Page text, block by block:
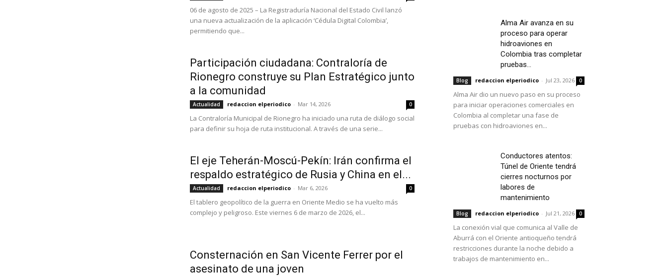
06 de agosto de 2025 – La Registraduría Nacional del Estado Civil lanzó
una nueva actualización de la aplicación ‘Cédula Digital Colombia’,
permitiendo que...
Participación ciudadana: Contraloría de
Rionegro construye su Plan Estratégico junto
a la comunidad
Actualidad redaccion elperiodico - Mar 14, 2026 0
La Contraloría Municipal de Rionegro ha iniciado una ruta de diálogo social
para definir su hoja de ruta institucional. A través de una serie...
El eje Teherán-Moscú-Pekín: Irán confirma el
respaldo estratégico de Rusia y China en el...
Actualidad redaccion elperiodico - Mar 6, 2026 0
El tablero geopolítico de la guerra en Oriente Medio se ha vuelto más
complejo y peligroso. Este viernes 6 de marzo de 2026, el...
Consternación en San Vicente Ferrer por el
asesinato de una joven
Alma Air avanza en su
proceso para operar
hidroaviones en
Colombia tras completar
pruebas...
Blog redaccion elperiodico - Jul 23, 2026 0
Alma Air dio un nuevo paso en su proceso
para iniciar operaciones comerciales en
Colombia al completar una fase de
pruebas con hidroaviones en...
Conductores atentos:
Túnel de Oriente tendrá
cierres nocturnos por
labores de
mantenimiento
Blog redaccion elperiodico - Jul 21, 2026 0
La conexión vial que comunica al Valle de
Aburrá con el Oriente antioqueño tendrá
restricciones durante la noche debido a
trabajos de mantenimiento en...